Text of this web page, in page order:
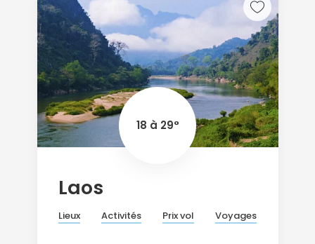
18 à 29°
Laos
Lieux Activités Prix vol Voyages